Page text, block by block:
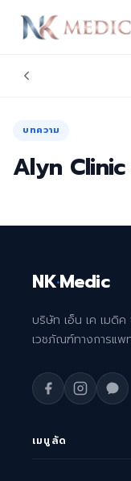
บทความ
Alyn Clinic
NK·Medic
บริษัท เอ็น เค เมดิค
เวชภัณฑ์ทางการแพ
เมนูลัด